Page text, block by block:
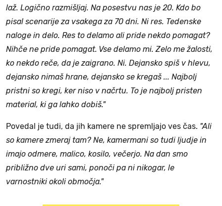
laž. Logično razmišljaj. Na posestvu nas je 20. Kdo bo
pisal scenarije za vsakega za 70 dni. Ni res. Tedenske
naloge in delo. Res to delamo ali pride nekdo pomagat?
Nihče ne pride pomagat. Vse delamo mi. Zelo me žalosti,
ko nekdo reče, da je zaigrano. Ni. Dejansko spiš v hlevu,
dejansko nimaš hrane, dejansko se kregaš ... Najbolj
pristni so kregi, ker niso v načrtu. To je najbolj pristen
material, ki ga lahko dobiš."
Povedal je tudi, da jih kamere ne spremljajo ves čas. "Ali
so kamere zmeraj tam? Ne, kamermani so tudi ljudje in
imajo odmere, malico, kosilo, večerjo. Na dan smo
približno dve uri sami, ponoči pa ni nikogar, le
varnostniki okoli območja."